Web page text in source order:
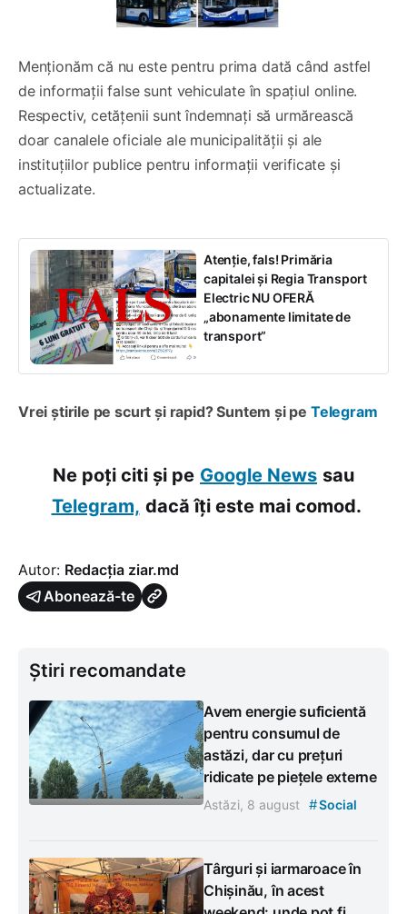
Menționăm că nu este pentru prima dată când astfel
de informații false sunt vehiculate în spațiul online.
Respectiv, cetățenii sunt îndemnați să urmărească
doar canalele oficiale ale municipalității și ale
instituțiilor publice pentru informații verificate și
actualizate.
Atenție, fals! Primăria
capitalei și Regia Transport
Electric NU OFERĂ
„abonamente limitate de
transport”
Vrei știrile pe scurt și rapid? Suntem și pe Telegram
Ne poți citi și pe Google News sau
Telegram, dacă îți este mai comod.
Autor: Redacția ziar.md
Abonează-te
Știri recomandate
Avem energie suficientă
pentru consumul de
astăzi, dar cu prețuri
ridicate pe piețele externe
Astăzi, 8 august #Social
Târguri și iarmaroace în
Chișinău, în acest